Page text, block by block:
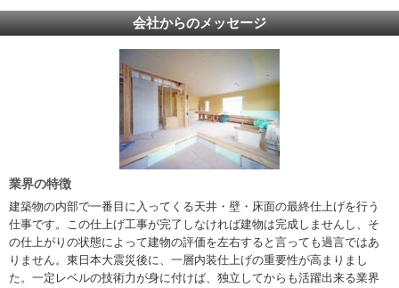
会社からのメッセージ
業界の特徴
建築物の内部で一番目に入ってくる天井・壁・床面の最終仕上げを行う
仕事です。この仕上げ工事が完了しなければ建物は完成しませんし、そ
の仕上がりの状態によって建物の評価を左右すると言っても過言ではあ
りません。東日本大震災後に、一層内装仕上げの重要性が高まりまし
た。一定レベルの技術力が身に付けば、独立してからも活躍出来る業界